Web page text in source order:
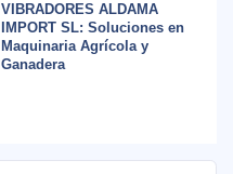
VIBRADORES ALDAMA
IMPORT SL: Soluciones en
Maquinaria Agrícola y
Ganadera